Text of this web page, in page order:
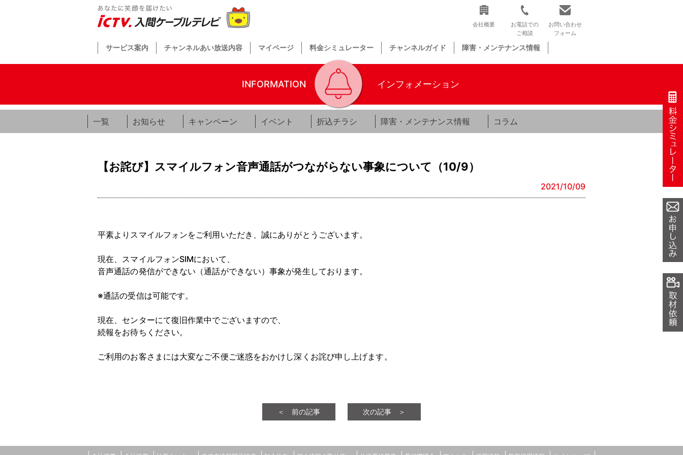
会社概要
お電話での
ご相談
お問い合わせ
フォーム
サービス案内 チャンネルあい放送内容 マイページ 料金シミュレーター チャンネルガイド 障害・メンテナンス情報
INFORMATION インフォメーション
一覧 お知らせ キャンペーン イベント 折込チラシ 障害・メンテナンス情報 コラム
【お詫び】スマイルフォン音声通話がつながらない事象について（10/9）
2021/10/09
平素よりスマイルフォンをご利用いただき、誠にありがとうございます。
現在、スマイルフォンSIMにおいて、
音声通話の発信ができない（通話ができない）事象が発生しております。
※通話の受信は可能です。
現在、センターにて復旧作業中でございますので、
続報をお待ちください。
ご利用のお客さまには大変なご不便ご迷惑をおかけし深くお詫び申し上げます。
＜ 前の記事 次の記事 ＞